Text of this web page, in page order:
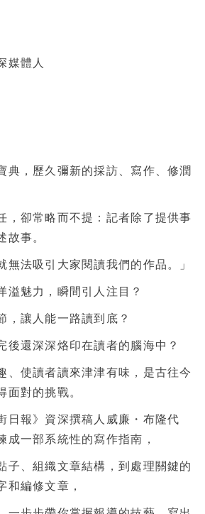
體人
典，歷久彌新的採訪、寫作、修潤
，卻常略而不提：記者除了提供事
事。
無法吸引大家閱讀我們的作品。」
溢魅力，瞬間引人注目？
，讓人能一路讀到底？
後還深深烙印在讀者的腦海中？
、使讀者讀來津津有味，是古往今
對的挑戰。
日報》資深撰稿人威廉・布隆代
成一部系統性的寫作指南，
子、組織文章結構，到處理關鍵的
和編修文章，